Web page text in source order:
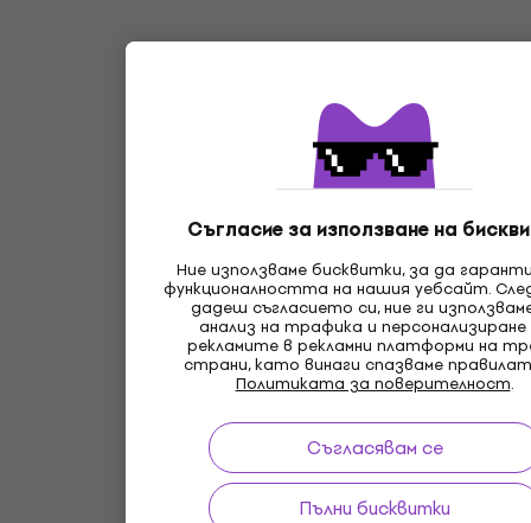
Съгласие за използване на
Ние използваме бисквитки, за да
функционалността на нашия уебсайт.
дадеш съгласието си, ние ги
анализ на трафика и персонализиране
рекламите в рекламни платформи на
страни, като винаги спазваме
Политиката за поверителност.
Съгласявам се
Пълни бисквитки